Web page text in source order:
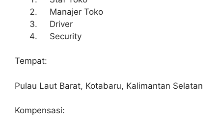
Manajer Toko
Driver
Security
Tempat:
Pulau Laut Barat, Kotabaru, Kalimantan Selatan
Kompensasi: